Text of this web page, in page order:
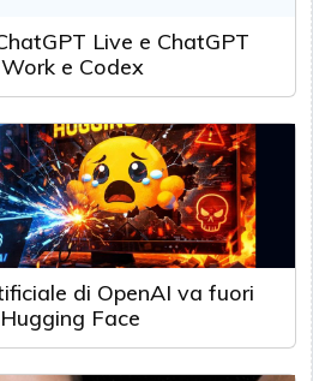
Live e ChatGPT
e Codex
di OpenAI va fuori
Face